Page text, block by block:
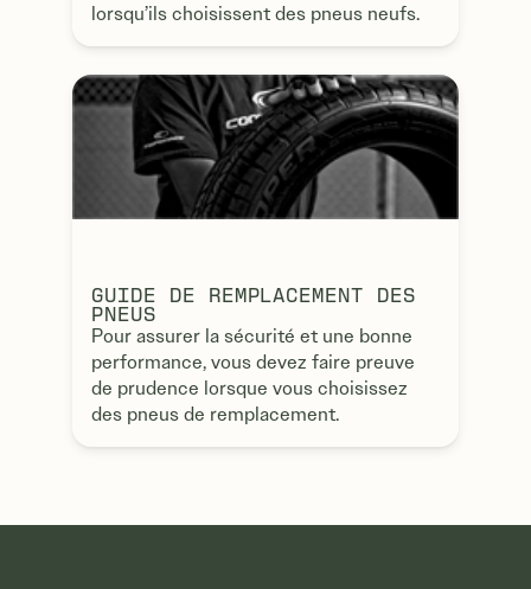
lorsqu’ils choisissent des pneus neufs.
GUIDE DE REMPLACEMENT DES
PNEUS
Pour assurer la sécurité et une bonne
performance, vous devez faire preuve
de prudence lorsque vous choisissez
des pneus de remplacement.